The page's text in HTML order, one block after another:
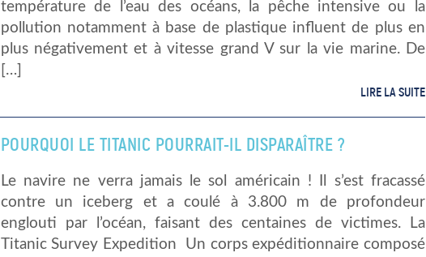
température de l’eau des océans, la pêche intensive ou la
pollution notamment à base de plastique influent de plus en
plus négativement et à vitesse grand V sur la vie marine. De
[…]
LIRE LA SUITE
POURQUOI LE TITANIC POURRAIT-IL DISPARAÎTRE ?
Le navire ne verra jamais le sol américain ! Il s’est fracassé
contre un iceberg et a coulé à 3.800 m de profondeur
englouti par l’océan, faisant des centaines de victimes. La
Titanic Survey Expedition Un corps expéditionnaire composé